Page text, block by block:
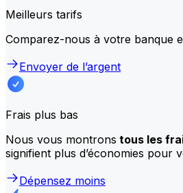
Meilleurs tarifs
Comparez-nous à votre banque
Envoyer de l’argent
Frais plus bas
Nous vous montrons tous les
signifient plus d’économies pour
Dépensez moins